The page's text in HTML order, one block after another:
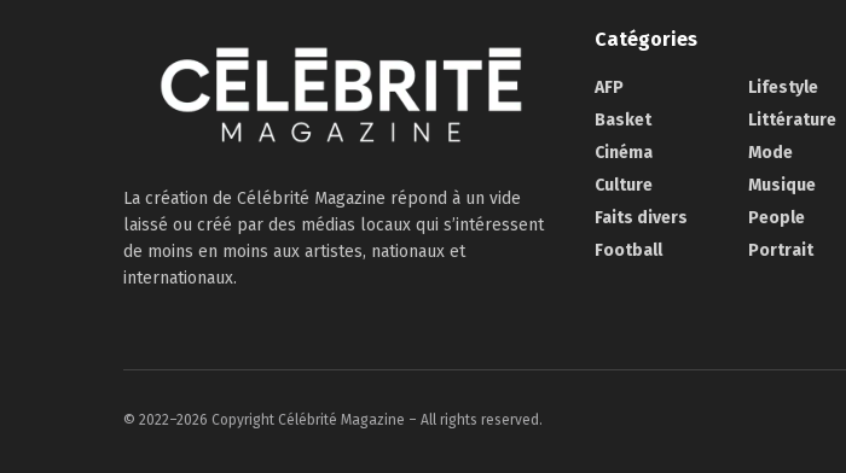
La création de Célébrité Magazine répond à un vide
laissé ou créé par des médias locaux qui s’intéressent
de moins en moins aux artistes, nationaux et
internationaux.
Catégories
AFP
Basket
Cinéma
Culture
Faits divers
Football
Lifestyle
Littérature
Mode
Musique
People
Portrait
© 2022–2026 Copyright Célébrité Magazine – All rights reserved.